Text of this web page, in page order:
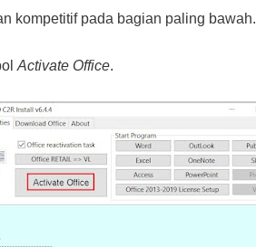
kompetitif pada bagian paling bawah.
Activate Office.